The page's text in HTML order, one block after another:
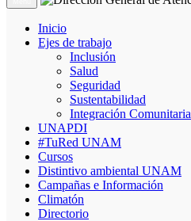
Inicio
Ejes de trabajo
Inclusión
Salud
Seguridad
Sustentabilidad
Integración Comunitaria
UNAPDI
#TuRed UNAM
Cursos
Distintivo ambiental UNAM
Campañas e Información
Climatón
Directorio